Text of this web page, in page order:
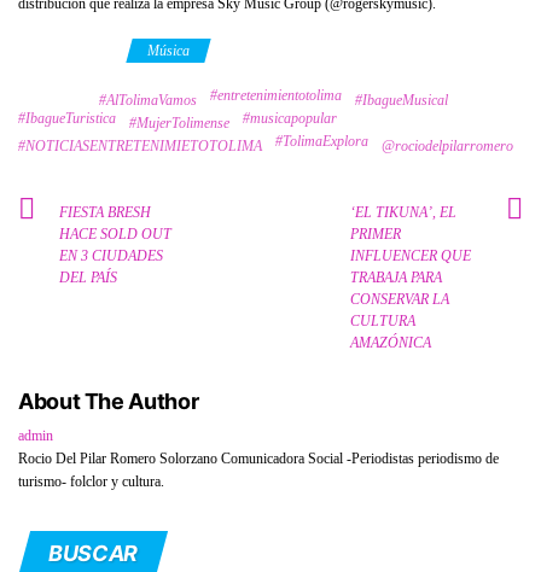
distribución que realiza la empresa Sky Music Group (@rogerskymusic).
Música
#AlTolimaVamos #entretenimientotolima
#IbagueMusical
#IbagueTuristica
#MujerTolimense
#musicapopular
#NOTICIASENTRETENIMIETOTOLIMA
#TolimaExplora @rociodelpilarromero
FIESTA BRESH
HACE SOLD OUT
EN 3 CIUDADES
DEL PAÍS
‘EL TIKUNA’, EL
PRIMER
INFLUENCER QUE
TRABAJA PARA
CONSERVAR LA
CULTURA
AMAZÓNICA
About The Author
admin
Rocio Del Pilar Romero Solorzano Comunicadora Social -Periodistas periodismo de
turismo- folclor y cultura.
BUSCAR